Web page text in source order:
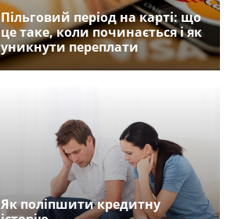
Пільговий період на карті: що
це таке, коли починається і як
уникнути переплати
Як поліпшити кредитну